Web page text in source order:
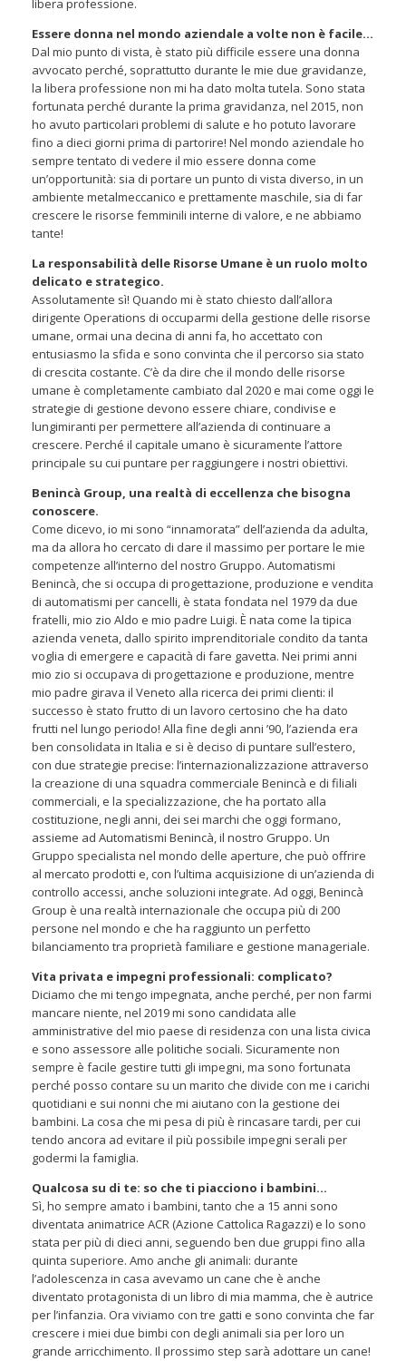
libera professione.
Essere donna nel mondo aziendale a volte non è facile…
Dal mio punto di vista, è stato più difficile essere una donna
avvocato perché, soprattutto durante le mie due gravidanze,
la libera professione non mi ha dato molta tutela. Sono stata
fortunata perché durante la prima gravidanza, nel 2015, non
ho avuto particolari problemi di salute e ho potuto lavorare
fino a dieci giorni prima di partorire! Nel mondo aziendale ho
sempre tentato di vedere il mio essere donna come
un’opportunità: sia di portare un punto di vista diverso, in un
ambiente metalmeccanico e prettamente maschile, sia di far
crescere le risorse femminili interne di valore, e ne abbiamo
tante!
La responsabilità delle Risorse Umane è un ruolo molto
delicato e strategico.
Assolutamente sì! Quando mi è stato chiesto dall’allora
dirigente Operations di occuparmi della gestione delle risorse
umane, ormai una decina di anni fa, ho accettato con
entusiasmo la sfida e sono convinta che il percorso sia stato
di crescita costante. C’è da dire che il mondo delle risorse
umane è completamente cambiato dal 2020 e mai come oggi le
strategie di gestione devono essere chiare, condivise e
lungimiranti per permettere all’azienda di continuare a
crescere. Perché il capitale umano è sicuramente l’attore
principale su cui puntare per raggiungere i nostri obiettivi.
Benincà Group, una realtà di eccellenza che bisogna
conoscere.
Come dicevo, io mi sono “innamorata” dell’azienda da adulta,
ma da allora ho cercato di dare il massimo per portare le mie
competenze all’interno del nostro Gruppo. Automatismi
Benincà, che si occupa di progettazione, produzione e vendita
di automatismi per cancelli, è stata fondata nel 1979 da due
fratelli, mio zio Aldo e mio padre Luigi. È nata come la tipica
azienda veneta, dallo spirito imprenditoriale condito da tanta
voglia di emergere e capacità di fare gavetta. Nei primi anni
mio zio si occupava di progettazione e produzione, mentre
mio padre girava il Veneto alla ricerca dei primi clienti: il
successo è stato frutto di un lavoro certosino che ha dato
frutti nel lungo periodo! Alla fine degli anni ’90, l’azienda era
ben consolidata in Italia e si è deciso di puntare sull’estero,
con due strategie precise: l’internazionalizzazione attraverso
la creazione di una squadra commerciale Benincà e di filiali
commerciali, e la specializzazione, che ha portato alla
costituzione, negli anni, dei sei marchi che oggi formano,
assieme ad Automatismi Benincà, il nostro Gruppo. Un
Gruppo specialista nel mondo delle aperture, che può offrire
al mercato prodotti e, con l’ultima acquisizione di un’azienda di
controllo accessi, anche soluzioni integrate. Ad oggi, Benincà
Group è una realtà internazionale che occupa più di 200
persone nel mondo e che ha raggiunto un perfetto
bilanciamento tra proprietà familiare e gestione manageriale.
Vita privata e impegni professionali: complicato?
Diciamo che mi tengo impegnata, anche perché, per non farmi
mancare niente, nel 2019 mi sono candidata alle
amministrative del mio paese di residenza con una lista civica
e sono assessore alle politiche sociali. Sicuramente non
sempre è facile gestire tutti gli impegni, ma sono fortunata
perché posso contare su un marito che divide con me i carichi
quotidiani e sui nonni che mi aiutano con la gestione dei
bambini. La cosa che mi pesa di più è rincasare tardi, per cui
tendo ancora ad evitare il più possibile impegni serali per
godermi la famiglia.
Qualcosa su di te: so che ti piacciono i bambini…
Sì, ho sempre amato i bambini, tanto che a 15 anni sono
diventata animatrice ACR (Azione Cattolica Ragazzi) e lo sono
stata per più di dieci anni, seguendo ben due gruppi fino alla
quinta superiore. Amo anche gli animali: durante
l’adolescenza in casa avevamo un cane che è anche
diventato protagonista di un libro di mia mamma, che è autrice
per l’infanzia. Ora viviamo con tre gatti e sono convinta che far
crescere i miei due bimbi con degli animali sia per loro un
grande arricchimento. Il prossimo step sarà adottare un cane!